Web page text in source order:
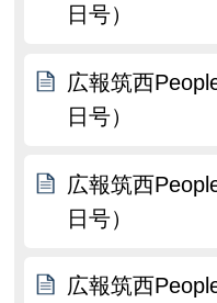
日号）
広報筑西
日号）
広報筑西
日号）
広報筑西